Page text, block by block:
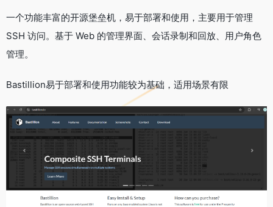
一个功能丰富的开源堡垒机，易于部署和使用，主要用于管理
SSH 访问。基于 Web 的管理界面、会话录制和回放、用户角色
管理。
Bastillion易于部署和使用功能较为基础，适用场景有限